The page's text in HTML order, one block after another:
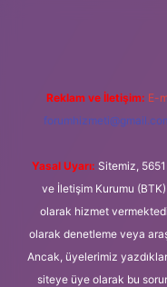
Reklam ve İletişim: E-
Yasal Uyarı: Sitemiz,
ve İletişim Kurumu (BTK)
olarak hizmet
olarak denetleme veya
Ancak, üyelerimiz
siteye üye olarak bu